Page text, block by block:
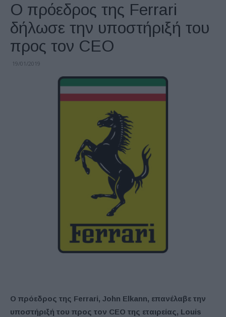
Ο πρόεδρος της Ferrari
δήλωσε την υποστήριξή του
προς τον CEO
19/01/2019
Ο πρόεδρος της Ferrari, John Elkann, επανέλαβε την
υποστήριξή του προς τον CEO της εταιρείας, Louis